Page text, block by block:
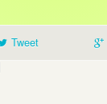
Tweet